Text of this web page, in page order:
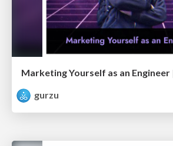
Marketing Yourself as an Engineer
gurzu